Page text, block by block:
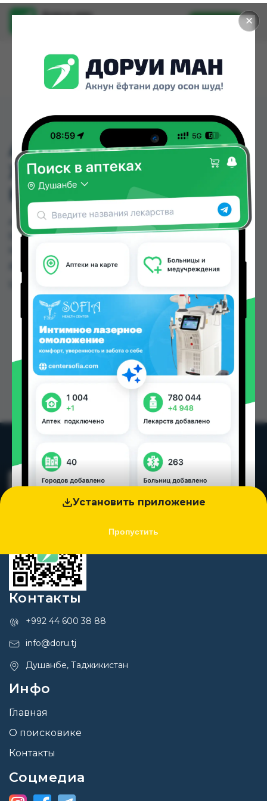
✕
Установить приложение
Пропустить
Доруи ман
Установить
АНТИПЕРСПИРАНТ
ЖЕМЧУЖЕНАЯ
КРАСОТА 50МЛ
АНТИПЕРСПИРАНТ ЖЕМЧУЖЕНАЯ КРАСОТА
50МЛ можно купить или заказать в аптеках,
других городах Таджикистана
Цена: от
Контакты
+992 44 600 38 88
info@doru.tj
Душанбе, Таджикистан
Инфо
Главная
О поисковике
Контакты
Соцмедиа